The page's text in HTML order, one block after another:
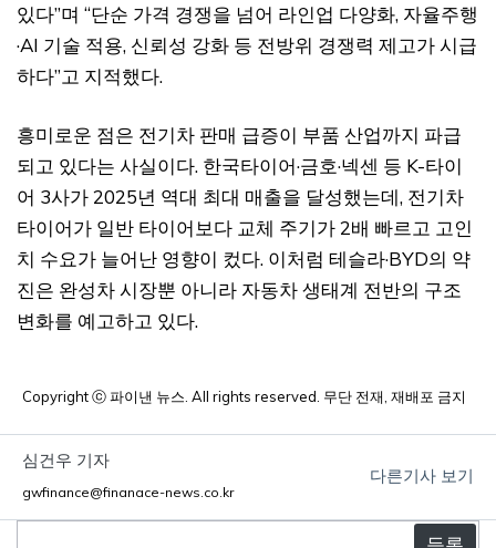
있다”며 “단순 가격 경쟁을 넘어 라인업 다양화, 자율주행
·AI 기술 적용, 신뢰성 강화 등 전방위 경쟁력 제고가 시급
하다”고 지적했다.
흥미로운 점은 전기차 판매 급증이 부품 산업까지 파급
되고 있다는 사실이다. 한국타이어·금호·넥센 등 K-타이
어 3사가 2025년 역대 최대 매출을 달성했는데, 전기차
타이어가 일반 타이어보다 교체 주기가 2배 빠르고 고인
치 수요가 늘어난 영향이 컸다. 이처럼 테슬라·BYD의 약
진은 완성차 시장뿐 아니라 자동차 생태계 전반의 구조
변화를 예고하고 있다.
Copyright ⓒ 파이낸 뉴스. All rights reserved. 무단 전재, 재배포 금지
심건우 기자
gwfinance@finanace-news.co.kr
다른기사 보기